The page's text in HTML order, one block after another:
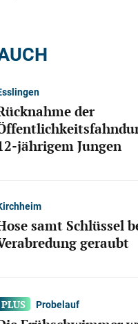
der
jährigem Jungen
samt Schlüssel
geraubt
Probelauf